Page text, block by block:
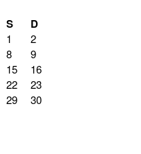
S D
1
2
8
9
15
16
22
23
29
30